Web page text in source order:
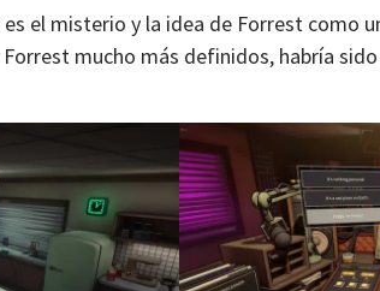
el misterio y la idea de Forrest como
mucho más definidos, habría